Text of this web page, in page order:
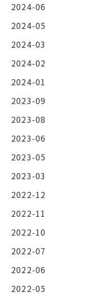
2024-06
2024-05
2024-03
2024-02
2024-01
2023-09
2023-08
2023-06
2023-05
2023-03
2022-12
2022-11
2022-10
2022-07
2022-06
2022-05